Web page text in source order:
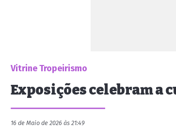
Vitrine Tropeirismo
Exposições celebram a
16 de Maio de 2026 às 21:49